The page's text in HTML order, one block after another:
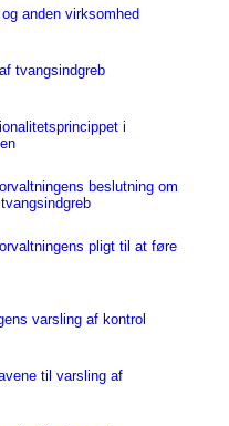
anden virksomhed
tvangsindgreb
i
beslutning om
pligt til at føre
varsling af kontrol
til varsling af